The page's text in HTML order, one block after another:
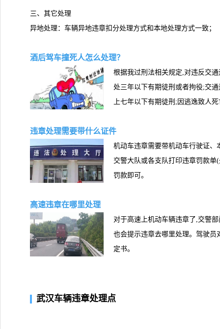
三、其它处理
异地处理：车辆异地违章扣分处理方式和本地处理方式一致；
酒后驾车撞死人怎么处理？
根据我过刑法相关规定,对违反交
处三年以下有期徒刑或者拘役;交
上七年以下有期徒刑;因逃逸致人
违章处理需要带什么证件
机动车违章需要带机动车行驶证
交警大队或各支队打印违章罚款
罚款即可。
高速违章在哪里处理
对于高速上机动车辆违章了,交警
也会提示违章去哪里处理。驾驶
定书。
武汉车辆违章处理点